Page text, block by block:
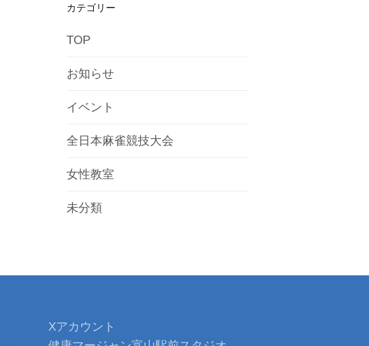
カテゴリー
TOP
お知らせ
イベント
全日本麻雀競技大会
女性教室
未分類
Xアカウント